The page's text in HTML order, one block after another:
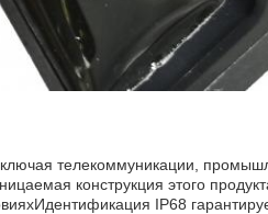
телекоммуникации,
конструкция этого
IP68